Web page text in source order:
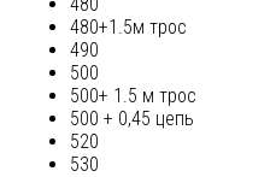
480
480+1.5м трос
490
500
500+ 1.5 м трос
500 + 0,45 цепь
520
530